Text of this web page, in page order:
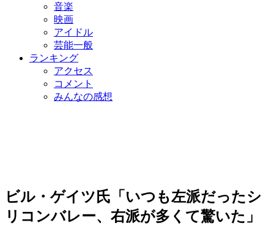
音楽
映画
アイドル
芸能一般
ランキング
アクセス
コメント
みんなの感想
ビル・ゲイツ氏「いつも左派だったシ
リコンバレー、右派が多くて驚いた」